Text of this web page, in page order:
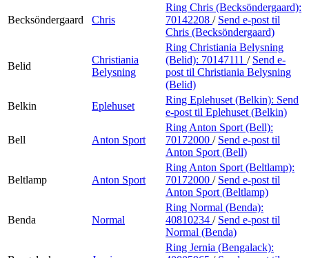
Becksöndergaard Chris
Ring Chris (Becksöndergaard):
70142208 / Send e-post til
Chris (Becksöndergaard)
Belid
Christiania
Belysning
Ring Christiania Belysning
(Belid): 70147111 / Send e-
post til Christiania Belysning
(Belid)
Belkin
Eplehuset
Ring Eplehuset (Belkin): Send
e-post til Eplehuset (Belkin)
Bell Anton Sport
Ring Anton Sport (Bell):
70172000 / Send e-post til
Anton Sport (Bell)
Beltlamp Anton Sport
Ring Anton Sport (Beltlamp):
70172000 / Send e-post til
Anton Sport (Beltlamp)
Benda Normal
Ring Normal (Benda):
40810234 / Send e-post til
Normal (Benda)
Ring Jernia (Bengalack):